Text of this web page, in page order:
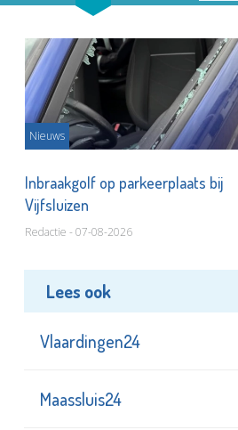
Nieuws
Inbraakgolf op parkeerplaats bij
Vijfsluizen
Redactie - 07-08-2026
Lees ook
Vlaardingen24
Maassluis24